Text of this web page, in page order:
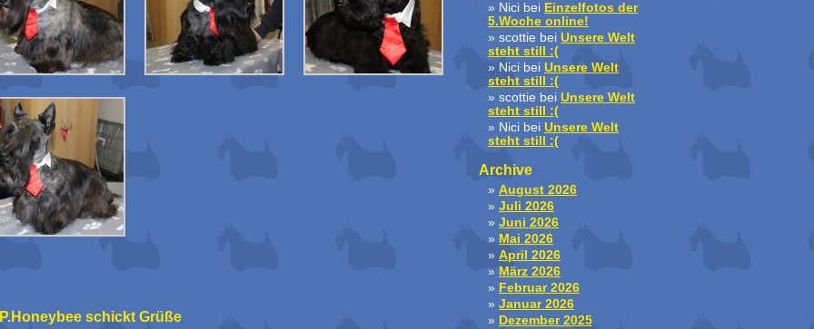
schickt Grüße
Nici bei Einzelfotos der
5.Woche online!
scottie bei Unsere Welt
steht still :(
Nici bei Unsere Welt
steht still :(
scottie bei Unsere Welt
steht still :(
Nici bei Unsere Welt
steht still :(
Archive
August 2026
Juli 2026
Juni 2026
Mai 2026
April 2026
März 2026
Februar 2026
Januar 2026
Dezember 2025